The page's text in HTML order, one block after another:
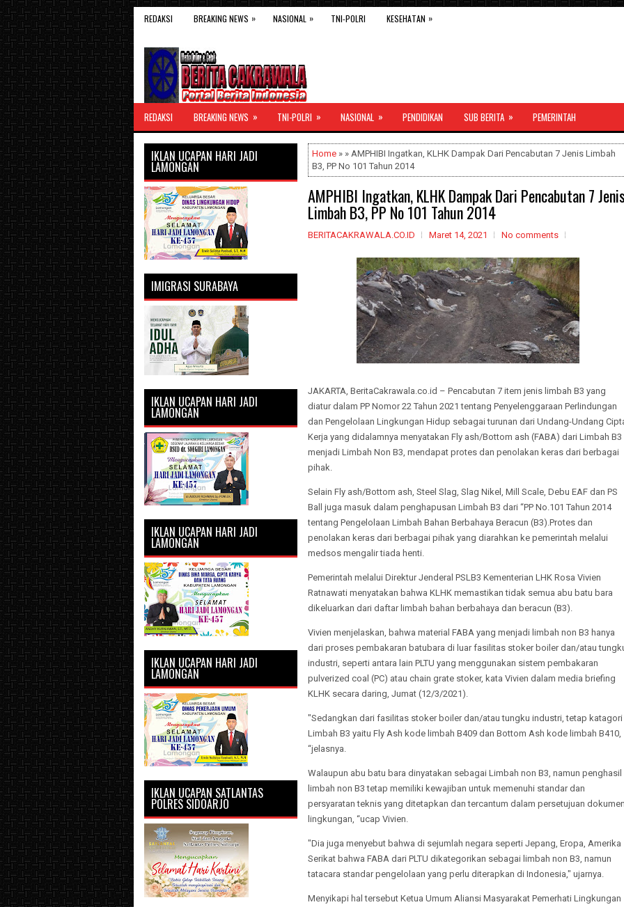
REDAKSI BREAKING NEWS » NASIONAL » TNI-POLRI KESEHATAN »
REDAKSI BREAKING NEWS » TNI-POLRI » NASIONAL » PENDIDIKAN SUB BERITA » PEMERINTAH
Home » » AMPHIBI Ingatkan, KLHK Dampak Dari Pencabutan 7 Jenis Limbah
B3, PP No 101 Tahun 2014
AMPHIBI Ingatkan, KLHK Dampak Dari Pencabutan 7
Limbah B3, PP No 101 Tahun 2014
BERITACAKRAWALA.CO.ID Maret 14, 2021 No comments
JAKARTA, BeritaCakrawala.co.id – Pencabutan 7 item jenis limbah B3 yang
diatur dalam PP Nomor 22 Tahun 2021 tentang Penyelenggaraan Perlindungan
dan Pengelolaan Lingkungan Hidup sebagai turunan dari Undang-Undang
Kerja yang didalamnya menyatakan Fly ash/Bottom ash (FABA) dari Limbah B3
menjadi Limbah Non B3, mendapat protes dan penolakan keras dari berbagai
pihak.
Selain Fly ash/Bottom ash, Steel Slag, Slag Nikel, Mill Scale, Debu EAF dan PS
Ball juga masuk dalam penghapusan Limbah B3 dari “PP No.101 Tahun 2014
tentang Pengelolaan Limbah Bahan Berbahaya Beracun (B3).Protes dan
penolakan keras dari berbagai pihak yang diarahkan ke pemerintah melalui
medsos mengalir tiada henti.
Pemerintah melalui Direktur Jenderal PSLB3 Kementerian LHK Rosa Vivien
Ratnawati menyatakan bahwa KLHK memastikan tidak semua abu batu bara
dikeluarkan dari daftar limbah bahan berbahaya dan beracun (B3).
Vivien menjelaskan, bahwa material FABA yang menjadi limbah non B3 hanya
dari proses pembakaran batubara di luar fasilitas stoker boiler dan/atau
industri, seperti antara lain PLTU yang menggunakan sistem pembakaran
pulverized coal (PC) atau chain grate stoker, kata Vivien dalam media briefing
KLHK secara daring, Jumat (12/3/2021).
"Sedangkan dari fasilitas stoker boiler dan/atau tungku industri, tetap katagori
Limbah B3 yaitu Fly Ash kode limbah B409 dan Bottom Ash kode limbah B410,
“jelasnya.
Walaupun abu batu bara dinyatakan sebagai Limbah non B3, namun penghasil
limbah non B3 tetap memiliki kewajiban untuk memenuhi standar dan
persyaratan teknis yang ditetapkan dan tercantum dalam persetujuan
lingkungan, “ucap Vivien.
"Dia juga menyebut bahwa di sejumlah negara seperti Jepang, Eropa, Amerika
Serikat bahwa FABA dari PLTU dikategorikan sebagai limbah non B3, namun
tatacara standar pengelolaan yang perlu diterapkan di Indonesia," ujarnya.
Menyikapi hal tersebut Ketua Umum Aliansi Masyarakat Pemerhati Lingkungan
IKLAN UCAPAN HARI JADI
LAMONGAN
IMIGRASI SURABAYA
IKLAN UCAPAN HARI JADI
LAMONGAN
IKLAN UCAPAN HARI JADI
LAMONGAN
IKLAN UCAPAN HARI JADI
LAMONGAN
IKLAN UCAPAN SATLANTAS
POLRES SIDOARJO